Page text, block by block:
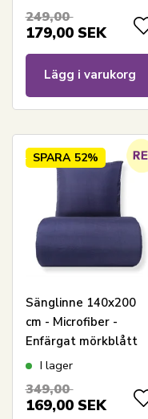
249,00
179,00 SEK
Lägg i varukorg
SPARA 52%
Sänglinne 140x200
cm - Microfiber -
Enfärgat mörkblått
I lager
349,00
169,00 SEK